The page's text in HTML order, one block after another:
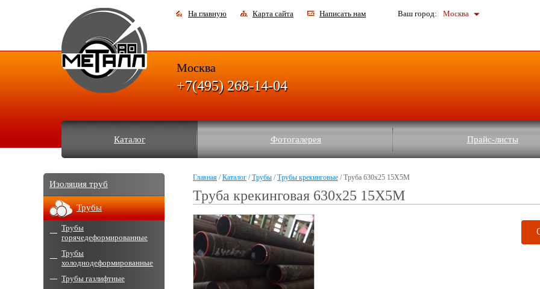
На главную Карта сайта Написать нам Ваш город: Москва
Каталог Фотогалерея Прайс-листы
Москва
+7(495) 268-14-04
Главная /Каталог /Трубы /Трубы крекинговые / Труба 630х25 15Х5М
Труба крекинговая 630х25 15Х5М
Изоляция труб
Трубы
Трубы
горячедеформированные
Трубы
холоднодеформированные
Трубы газлифтные